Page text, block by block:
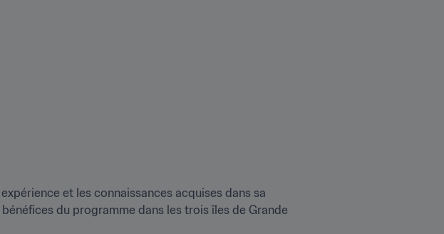
et les connaissances acquises dans sa
du programme dans les trois îles de Grande